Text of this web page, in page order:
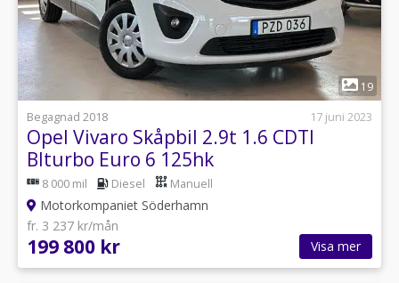
19
Begagnad 2018
17 juni 2023
Opel Vivaro Skåpbil 2.9t 1.6 CDTI
BIturbo Euro 6 125hk
8 000 mil Diesel Manuell
Motorkompaniet Söderhamn
fr. 3 237 kr/mån
199 800 kr Visa mer